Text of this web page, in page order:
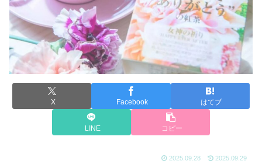
X Facebook はてブ
LINE コピー
2025.09.28 2025.09.29